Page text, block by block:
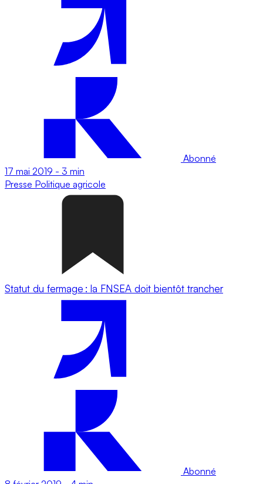
Abonné
17 mai 2019 - 3 min
Presse Politique agricole
Statut du fermage : la FNSEA doit bientôt trancher
Abonné